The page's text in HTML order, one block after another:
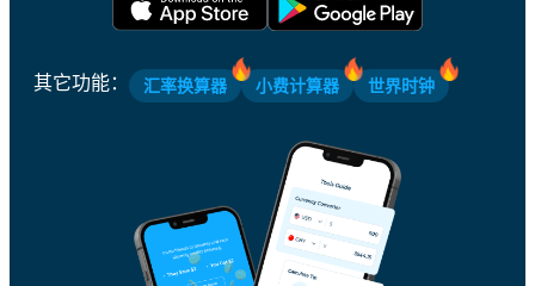
其它功能： 汇率换算器 小费计算器 世界时钟